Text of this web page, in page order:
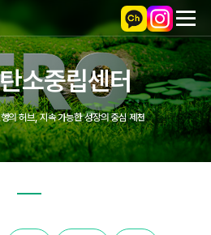
소중립센터
의 허브, 지속 가능한 성장의 중심 제천